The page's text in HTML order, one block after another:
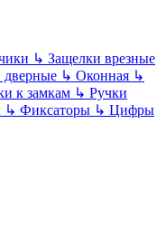
↳ Защелки врезные
дверные ↳ Оконная ↳
к замкам ↳ Ручки
↳ Фиксаторы ↳ Цифры